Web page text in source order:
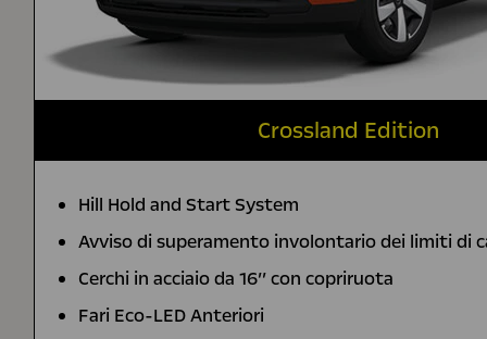
Crossland Edition
Hill Hold and Start System
Avviso di superamento involontario dei limiti di
Cerchi in acciaio da 16’’ con copriruota
Fari Eco-LED Anteriori